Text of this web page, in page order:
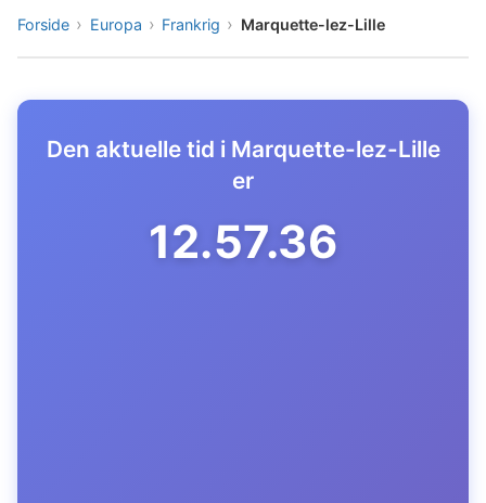
Forside Europa Frankrig Marquette-lez-Lille
Den aktuelle tid i Marquette-lez-Lille
er
12.57.37